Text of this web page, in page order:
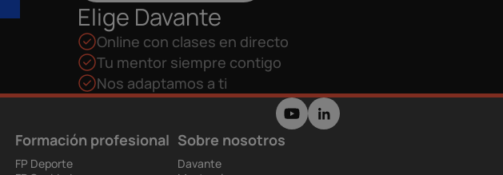
Elige Davante
Online con clases en directo
Tu mentor siempre contigo
Nos adaptamos a ti
Formación profesional
FP Deporte
Sobre nosotros
Davante